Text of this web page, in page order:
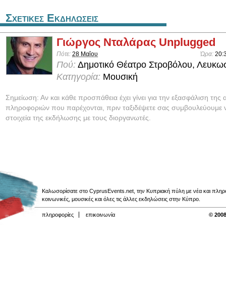
Σχετικες Εκδηλωσεις
Γιώργος Νταλάρας Unplugged
Πότε: 28 Μαΐου Ώρα:
Πού: Δημοτικό Θέατρο Στροβόλου,
Κατηγορία: Μουσική
Σημείωση: Αν και κάθε προσπάθεια έχει γίνει για την εξασφάλιση της
πληροφοριών που παρέχονται, πριν ταξιδέψετε σας συμβουλεύουμε
στοιχεία της εκδήλωσης με τους διοργανωτές.
Καλωσορίσατε στο CyprusEvents.net, την Κυπριακή πύλη με νέα και
κοινωνικές, μουσικές και όλες τις άλλες εκδηλώσεις στην Κύπρο.
πληροφορίες επικοινωνία ©